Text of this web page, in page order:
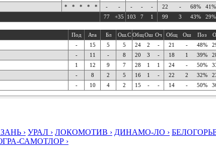
* * * * * - - - - - 22 - 68% 41%
77 +35 103 7 1 99 3 43% 29%
Под Ата Бл Ош.С ОбщОш Оч Общ Ош Поз
- 15 5 5 24 2 - 21 - 48%
- 11 - 8 20 3 - 18 1 39%
1 12 9 7 28 1 1 24 - 50%
- 8 2 5 16 1 - 22 2 32%
- 10 4 2 15 - - 14 - 50%
› УРАЛ › ЛОКОМОТИВ › ДИНАМО-ЛО ›
САМОТЛОР ›